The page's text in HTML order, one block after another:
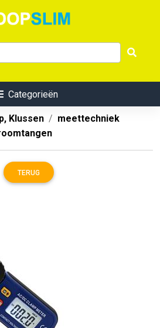
Categorieën
Klussen
meettechniek
TERUG